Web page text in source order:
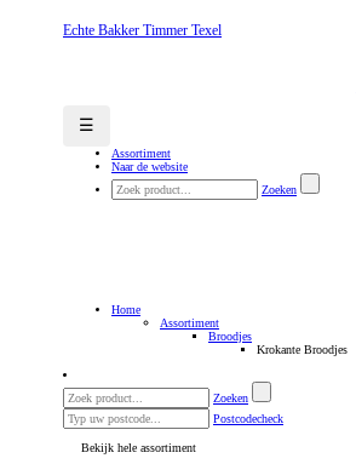
Echte Bakker Timmer Texel
☰
Assortiment
Naar de website
Zoeken
Home
Assortiment
Broodjes
Krokante Broodjes
Zoeken
Postcodecheck
Bekijk hele assortiment